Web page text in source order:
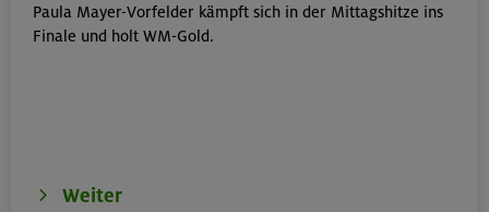
Klettersteige im Herzen von Montafon und Rätikon
(inkl. Ü)
MTB-Tour rund um den Hochgern
Paula Mayer-Vorfelder kämpft sich in der Mittagshitze ins
Finale und holt WM-Gold.
Weiter